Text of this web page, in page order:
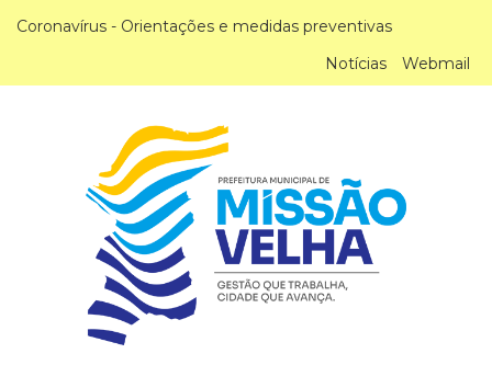
Coronavírus - Orientações e medidas preventivas
Notícias
Webmail